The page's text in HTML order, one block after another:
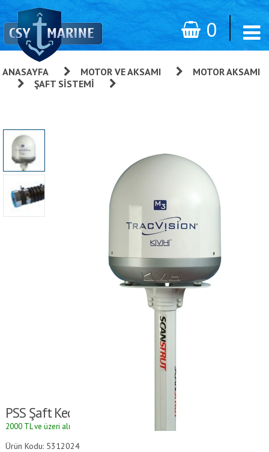
0
ANASAYFA MOTOR VE AKSAMI
MOTOR AKSAMI
ŞAFT SISTEMI
PSS Şaft Keçesi - 28mmx2.1/2"
2000 TL ve üzeri alışverişlerde kargo ücretsizdir.
Ürün Kodu: 5312024